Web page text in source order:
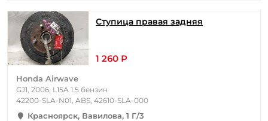
Ступица правая задняя
1 260 Р
Honda Airwave
GJ1, 2006, L15A 1.5 бензин
42200-SLA-N01, ABS, 42610-SLA-000
Красноярск, Вавилова, 1 Г/3